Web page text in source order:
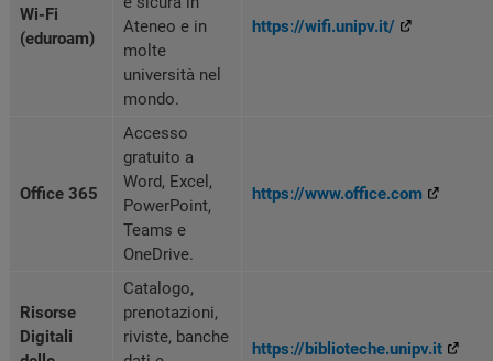
Wi-Fi
(eduroam)
Ateneo e in
molte
università nel
mondo.
https://wifi.unipv.it/
Office 365
Accesso
gratuito a
Word, Excel,
PowerPoint,
Teams e
OneDrive.
https://www.office.com
Risorse
Digitali
Catalogo,
prenotazioni,
riviste, banche
https://biblioteche.unipv.it